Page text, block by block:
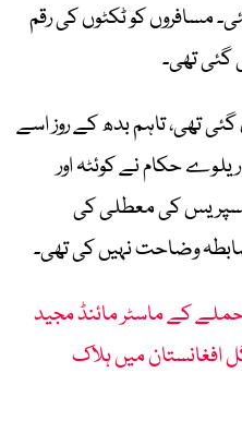
مسافروں کو ٹکٹوں کی رقم
تھی۔
گئی تھی، تاہم بدھ کے روز اسے
حکام نے کوئٹہ اور
کی معطلی کی
وضاحت نہیں کی تھی۔
کے ماسٹر مائنڈ مجید
افغانستان میں ہلاک